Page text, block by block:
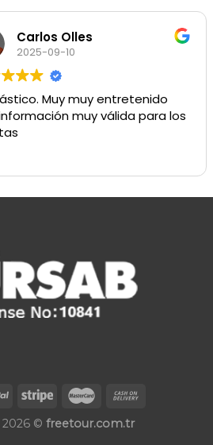
para los
Rosa
Muy buen
orientado muy
© freetour.com.tr